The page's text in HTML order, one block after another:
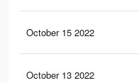
October 15 2022
October 13 2022